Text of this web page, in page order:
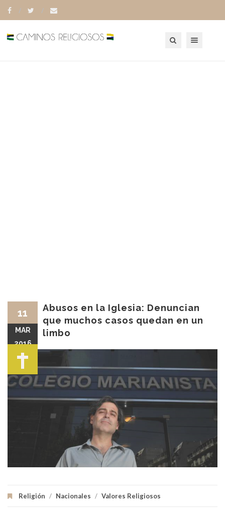
Abusos en la Iglesia: Denuncian
que muchos casos quedan en un
limbo
Religión / Nacionales / Valores Religiosos
11
MAR
2016